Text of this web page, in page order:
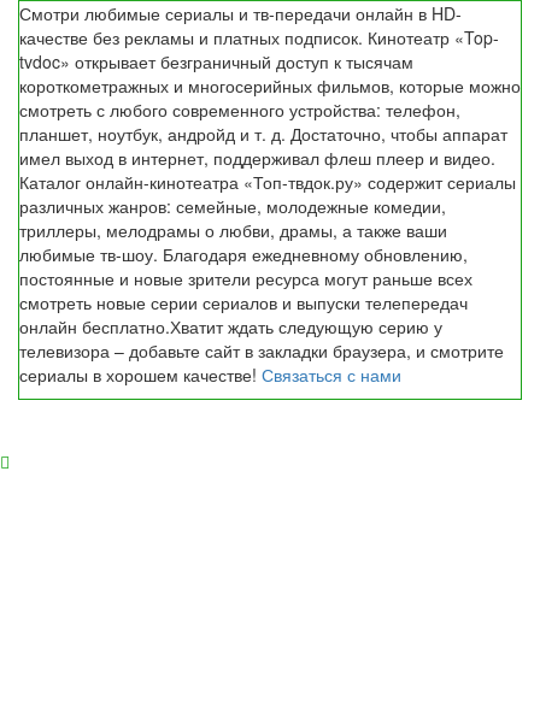
Смотри любимые сериалы и тв-передачи онлайн в HD-
качестве без рекламы и платных подписок. Кинотеатр «Top-
tvdoc» открывает безграничный доступ к тысячам
короткометражных и многосерийных фильмов, которые можно
смотреть с любого современного устройства: телефон,
планшет, ноутбук, андройд и т. д. Достаточно, чтобы аппарат
имел выход в интернет, поддерживал флеш плеер и видео.
Каталог онлайн-кинотеатра «Топ-твдок.ру» содержит сериалы
различных жанров: семейные, молодежные комедии,
триллеры, мелодрамы о любви, драмы, а также ваши
любимые тв-шоу. Благодаря ежедневному обновлению,
постоянные и новые зрители ресурса могут раньше всех
смотреть новые серии сериалов и выпуски телепередач
онлайн бесплатно.Хватит ждать следующую серию у
телевизора – добавьте сайт в закладки браузера, и смотрите
сериалы в хорошем качестве! Связаться с нами